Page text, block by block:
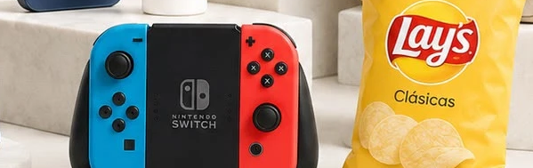
LAMPARA RECARGABLE FLEXIBLE XIAOMI
UYU 1.364
AFEITADORA INALÁMBRICA XIAOMI -SHAVER S301
1.804
UYU 1.263